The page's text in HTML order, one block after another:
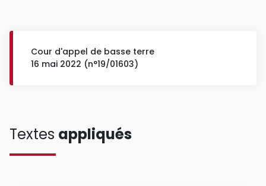
Cour d'appel de basse terre
16 mai 2022 (n°19/01603)
Textes appliqués